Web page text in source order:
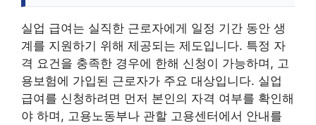
실업 급여는 실직한 근로자에게 일정 기간 동안 생
계를 지원하기 위해 제공되는 제도입니다. 특정 자
격 요건을 충족한 경우에 한해 신청이 가능하며, 고
용보험에 가입된 근로자가 주요 대상입니다. 실업
급여를 신청하려면 먼저 본인의 자격 여부를 확인해
야 하며, 고용노동부나 관할 고용센터에서 안내를